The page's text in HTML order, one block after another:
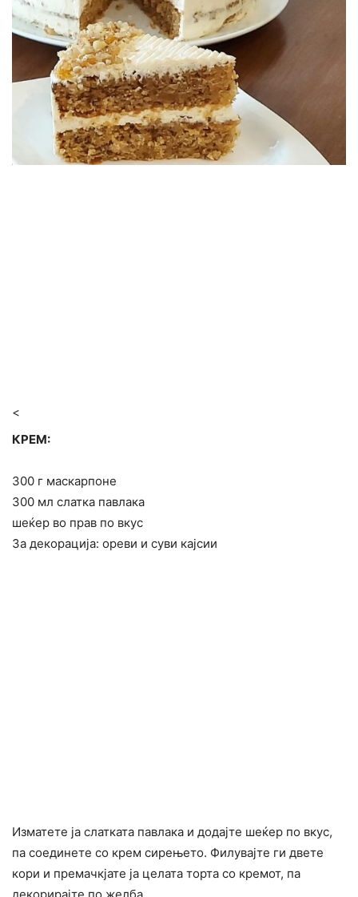
<
КРЕМ:
300 г маскарпоне
300 мл слатка павлака
шеќер во прав по вкус
За декорација: ореви и суви кајсии
Изматете ја слатката павлака и додајте шеќер по вкус,
па соединете со крем сирењето. Филувајте ги двете
кори и премачкјате ја целата торта со кремот, па